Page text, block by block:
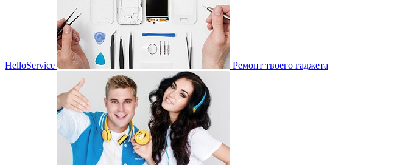
HelloService Ремонт твоего гаджета